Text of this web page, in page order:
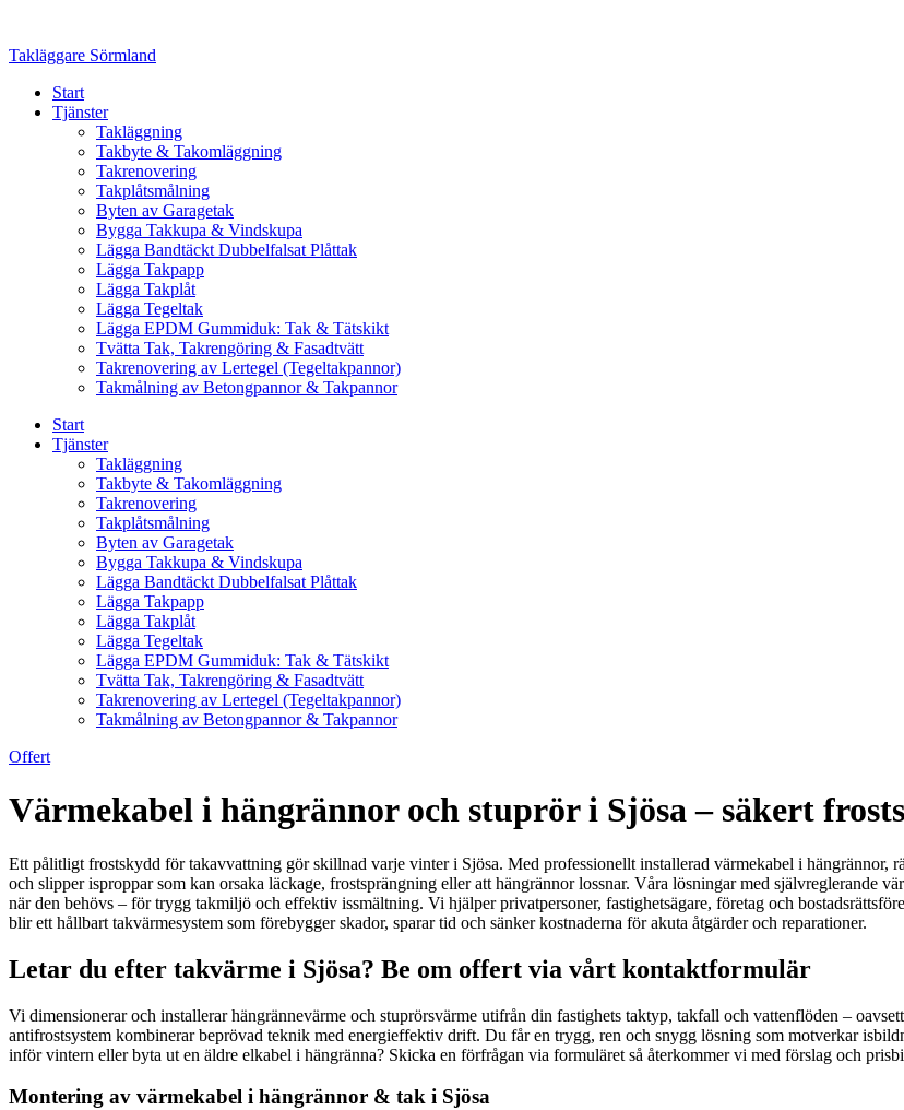
content
Takläggare Sörmland
Start
Tjänster
Takläggning
Takbyte & Takomläggning
Takrenovering
Takplåtsmålning
Byten av Garagetak
Bygga Takkupa & Vindskupa
Lägga Bandtäckt Dubbelfalsat Plåttak
Lägga Takpapp
Lägga Takplåt
Lägga Tegeltak
Lägga EPDM Gummiduk: Tak & Tätskikt
Tvätta Tak, Takrengöring & Fasadtvätt
Takrenovering av Lertegel (Tegeltakpannor)
Takmålning av Betongpannor & Takpannor
Start
Tjänster
Takläggning
Takbyte & Takomläggning
Takrenovering
Takplåtsmålning
Byten av Garagetak
Bygga Takkupa & Vindskupa
Lägga Bandtäckt Dubbelfalsat Plåttak
Lägga Takpapp
Lägga Takplåt
Lägga Tegeltak
Lägga EPDM Gummiduk: Tak & Tätskikt
Tvätta Tak, Takrengöring & Fasadtvätt
Takrenovering av Lertegel (Tegeltakpannor)
Takmålning av Betongpannor & Takpannor
Offert
Värmekabel i hängrännor och stuprör i Sjösa – säkert
Ett pålitligt frostskydd för takavvattning gör skillnad varje vinter i Sjösa. Med professionellt installerad värmekabel i hängrännor,
och slipper isproppar som kan orsaka läckage, frostsprängning eller att hängrännor lossnar. Våra lösningar med självreglerande
när den behövs – för trygg takmiljö och effektiv issmältning. Vi hjälper privatpersoner, fastighetsägare, företag och
blir ett hållbart takvärmesystem som förebygger skador, sparar tid och sänker kostnaderna för akuta åtgärder och reparationer.
Letar du efter takvärme i Sjösa? Be om offert via vårt kontaktformulär
Vi dimensionerar och installerar hängrännevärme och stuprörsvärme utifrån din fastighets taktyp, takfall och vattenflöden –
antifrostsystem kombinerar beprövad teknik med energieffektiv drift. Du får en trygg, ren och snygg lösning som motverkar
inför vintern eller byta ut en äldre elkabel i hängränna? Skicka en förfrågan via formuläret så återkommer vi med förslag och
Montering av värmekabel i hängrännor & tak i Sjösa